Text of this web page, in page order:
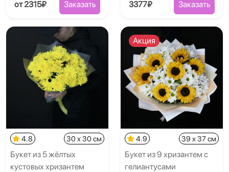
от 2315₽ Заказать 3377₽ Заказать
4.8 30 x 30 см
Букет из 5 жёлтых
кустовых хризантем
Акция
4.9 39 x 37 см
Букет из 9 хризантем с
гелиантусами